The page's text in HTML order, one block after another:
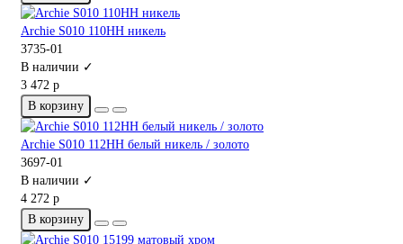
Archie S010 110HH никель
3735-01
В наличии ✓
3 472 р
В корзину
Archie S010 112HH белый никель / золото
3697-01
В наличии ✓
4 272 р
В корзину